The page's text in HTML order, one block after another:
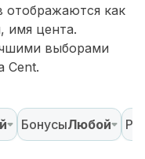
как
имя цента.
выборами
Cent.
БонусыЛюбой